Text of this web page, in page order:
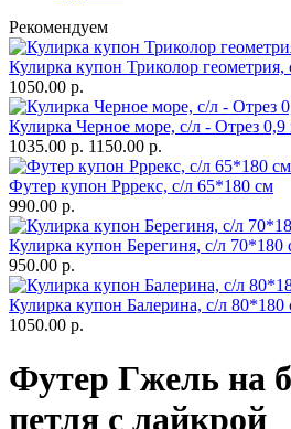
Рекомендуем
Кулирка купон Триколор геометрия,
1050.00 р.
Кулирка Черное море, с/л - Отрез 0,9
1035.00 р. 1150.00 р.
Футер купон Рррекс, с/л 65*180 см
990.00 р.
Кулирка купон Берегиня, с/л 70*180
950.00 р.
Кулирка купон Балерина, с/л 80*180
1050.00 р.
Футер Гжель на
петля с лайкрой